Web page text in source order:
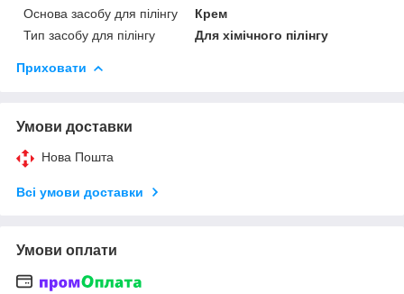
Основа засобу для пілінгу
Крем
Тип засобу для пілінгу
Для хімічного пілінгу
Приховати
Умови доставки
Нова Пошта
Всі умови доставки
Умови оплати